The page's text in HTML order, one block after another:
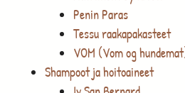
Penin Paras
Tessu raakapakasteet
VOM (Vom og
Shampoot ja hoitoaineet